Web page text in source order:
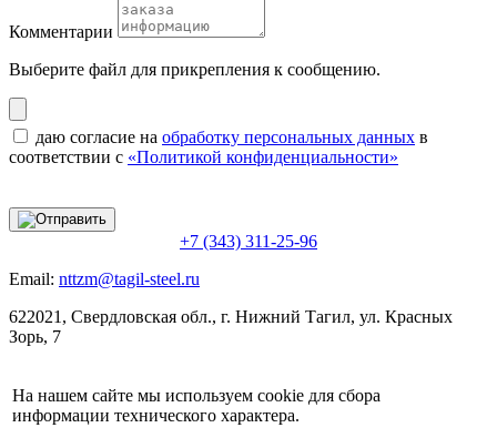
Комментарии
Выберите файл для прикрепления к сообщению.
даю согласие на обработку персональных данных в
соответствии с «Политикой конфиденциальности»
+7 (343) 311-25-96
Email: nttzm@tagil-steel.ru
622021, Свердловская обл., г. Нижний Тагил, ул. Красных
Зорь, 7
На нашем сайте мы используем cookie для сбора
информации технического характера.